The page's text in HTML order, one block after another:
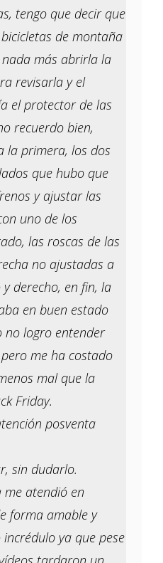
tengo que decir que
de montaña
nada más abrirla la
revisarla y el
el protector de las
recuerdo bien,
la primera, los dos
que hubo que
y ajustar las
uno de los
las roscas de las
no ajustadas a
derecho, en fin, la
en buen estado
no logro entender
me ha costado
mal que la
Friday.
posventa
sin dudarlo.
me atendió en
forma amable y
ya que pese